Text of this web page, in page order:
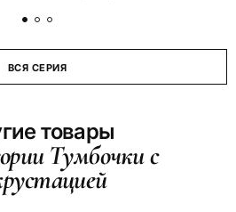
ВСЯ СЕРИЯ
товары
Тумбочки с